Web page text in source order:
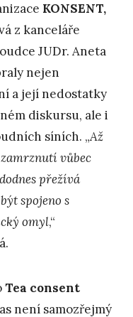
KONSENT,
z kanceláře
JUDr. Aneta
nejen
a její nedostatky
diskursu, ale i
síních. „Až
vůbec
přežívá
spojeno s
omyl,“
Tea consent
není samozřejmý